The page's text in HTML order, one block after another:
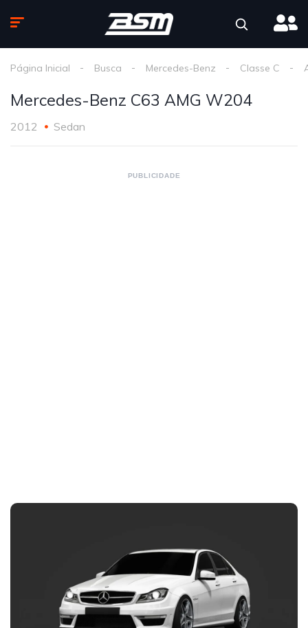
Página Inicial Busca Mercedes-Benz Classe C
Mercedes-Benz C63 AMG W204
2012 Sedan
PUBLICIDADE